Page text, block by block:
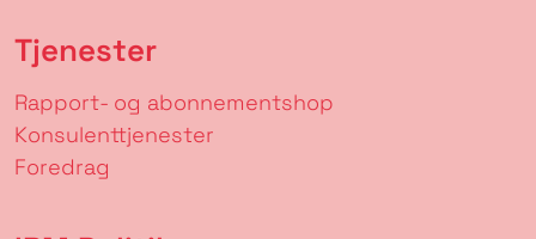
Tjenester
Rapport- og abonnementshop
Konsulenttjenester
Foredrag